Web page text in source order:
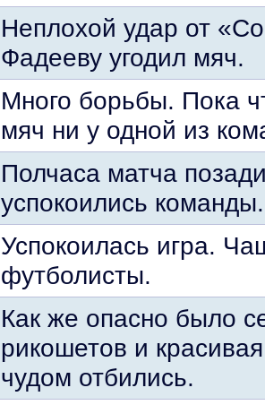
Неплохой удар от
Фадееву угодил мяч.
Много борьбы. Пока
мяч ни у одной из
Полчаса матча
успокоились команды.
Успокоилась игра.
футболисты.
Как же опасно было
рикошетов и
чудом отбились.